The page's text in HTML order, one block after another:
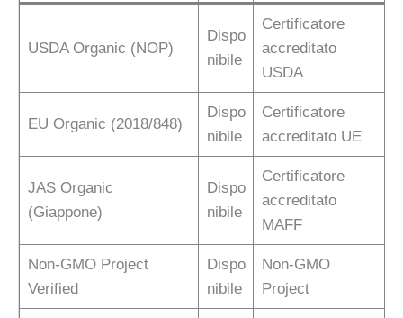
USDA Organic (NOP)
Dispo
nibile
Certificatore
accreditato
USDA
EU Organic (2018/848)
Dispo
nibile
Certificatore
accreditato UE
JAS Organic
(Giappone)
Dispo
nibile
Certificatore
accreditato
MAFF
Non-GMO Project
Verified
Dispo
nibile
Non-GMO
Project